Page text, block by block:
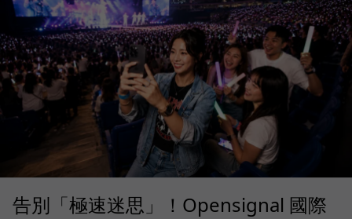
告別「極速迷思」！Opensignal 國際